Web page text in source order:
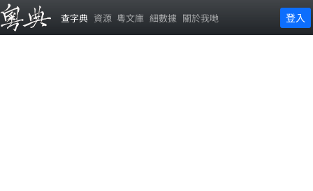
查字典 資源 粵文庫 細數據 關於我哋 登入